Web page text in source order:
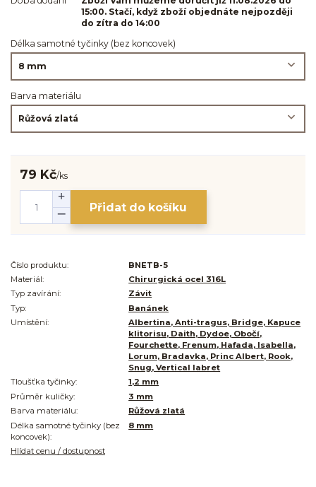
15:00. Stačí, když zboží objednáte nejpozději
do zítra do 14:00
Délka samotné tyčinky (bez koncovek)
Barva materiálu
79 Kč/ks
Přidat do košíku
Číslo produktu:
BNETB-5
Materiál:
Chirurgická ocel 316L
Typ zavírání:
Závit
Typ:
Banánek
Umístění:
Albertina, Anti-tragus, Bridge, Kapuce
klitorisu, Daith, Dydoe, Obočí,
Fourchette, Frenum, Hafada, Isabella,
Lorum, Bradavka, Princ Albert, Rook,
Snug, Vertical labret
Tloušťka tyčinky:
1,2 mm
Průměr kuličky:
3 mm
Barva materiálu:
Růžová zlatá
Délka samotné tyčinky (bez
koncovek):
8 mm
Hlídat cenu / dostupnost